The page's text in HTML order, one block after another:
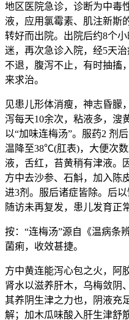
地区医院急诊，诊断为中毒
液，应用氯霉素、肌注新斯
转好而出院。出院后约8个
迷，再次急诊入院，经5天
不退，腹泻不止，有时抽搐
来求治。
见患儿形体消瘦，神志昏朦
泻每天10余次，粘液多，溲
以“加味连梅汤”。服药2 剂
温降至38℃(肛表)，大便次
液，舌红，苔黄稍有津液。
方中去沙参、石斛，加入陈
进3剂。服后诸症皆除。后
随访未再复发，患儿发育正
按：“连梅汤”源自《温病条
菌痢，收效甚捷。
方中黄连能泻心包之火，阿
肾水以滋养肝木，乌梅敛阴
其养阴生津之力也，阴液充
解；加木瓜味酸入肝生津舒